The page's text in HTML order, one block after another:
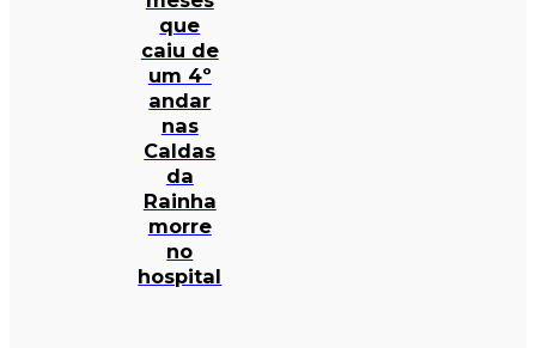
que
caiu de
um 4º
andar
nas
Caldas
da
Rainha
morre
no
hospital